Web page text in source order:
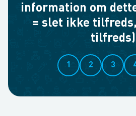
information om
= slet ikke
tilfreds)
1 2 3